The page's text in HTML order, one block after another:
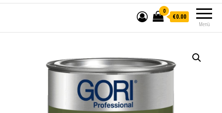
Menü
0
€0.00